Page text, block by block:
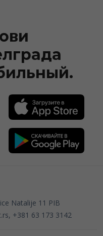
Natalije 11 PIB
, +381 63 173 3142